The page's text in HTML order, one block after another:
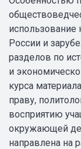
использование
России и
разделов по
и
курса
праву,
восприятию
окружающей
направлена на